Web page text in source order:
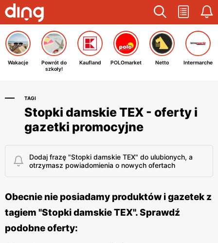
Wakacje
Powrót do
szkoły!
Kaufland POLOmarket Netto Intermarche
TAGI
Stopki damskie TEX - oferty i
gazetki promocyjne
Dodaj frazę "Stopki damskie TEX" do ulubionych, a
otrzymasz powiadomienia o nowych ofertach
Obecnie nie posiadamy produktów i gazetek z
tagiem "Stopki damskie TEX". Sprawdź
podobne oferty: